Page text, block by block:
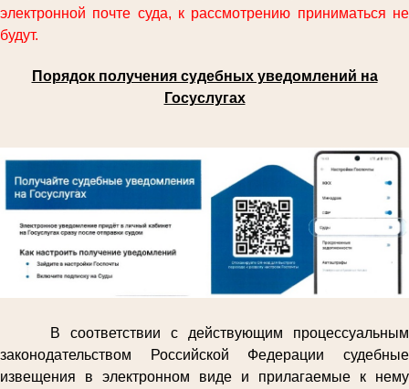
электронной почте суда, к рассмотрению приниматься не
будут.
Порядок получения судебных уведомлений на
Госуслугах
В соответствии с действующим процессуальным
законодательством Российской Федерации судебные
извещения в электронном виде и прилагаемые к нему